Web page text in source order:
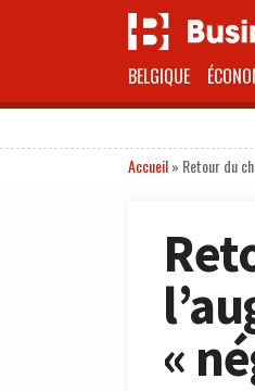
BELGIQUE
Accueil» Retour du
«